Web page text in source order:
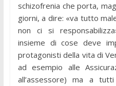
schizofrenia che porta,
giorni, a dire: «va tutto
non ci si
insieme di cose deve
protagonisti della vita di
ad esempio alle
all’assessore) ma a